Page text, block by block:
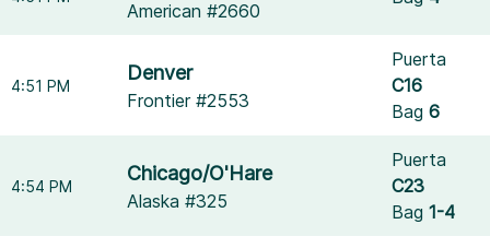
American #2660
4:51 PM
Denver
Frontier #2553
Puerta
C16
Bag6
4:54 PM
Chicago/O'Hare
Alaska #325
Puerta
C23
Bag1-4